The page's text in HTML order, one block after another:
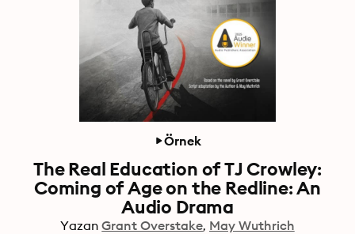
Örnek
The Real Education of TJ Crowley:
Coming of Age on the Redline: An
Audio Drama
Yazan Grant Overstake May Wuthrich